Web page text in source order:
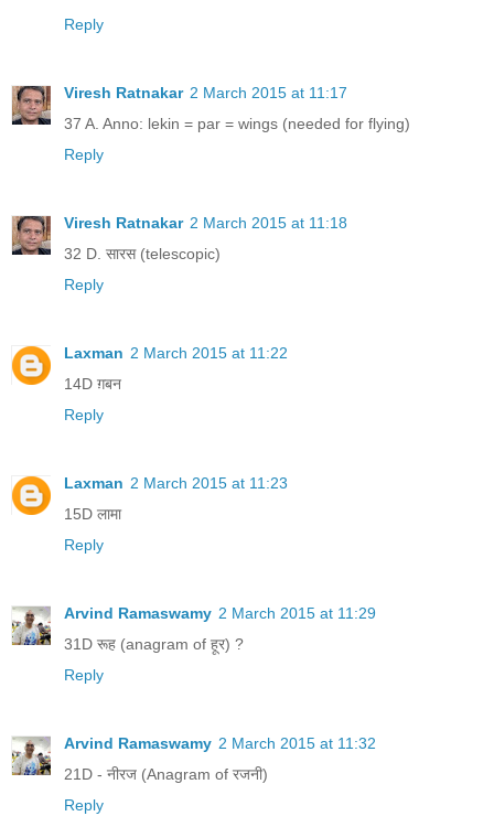
Reply
Viresh Ratnakar 2 March 2015 at 11:17
37 A. Anno: lekin = par = wings (needed for flying)
Reply
Viresh Ratnakar 2 March 2015 at 11:18
32 D. सारस (telescopic)
Reply
Laxman 2 March 2015 at 11:22
14D ग़बन
Reply
Laxman 2 March 2015 at 11:23
15D लामा
Reply
Arvind Ramaswamy 2 March 2015 at 11:29
31D रूह (anagram of हूर) ?
Reply
Arvind Ramaswamy 2 March 2015 at 11:32
21D - नीरज (Anagram of रजनी)
Reply